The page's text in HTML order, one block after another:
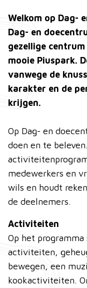
Welkom op Dag-
Dag- en
gezellige
mooie Piuspark.
vanwege de
karakter en de
krijgen.
Op Dag- en
doen en te
medewerkers en
wils en houdt
de deelnemers.
Activiteiten
Op het
activiteiten,
bewegen, een
kookactiviteiten.